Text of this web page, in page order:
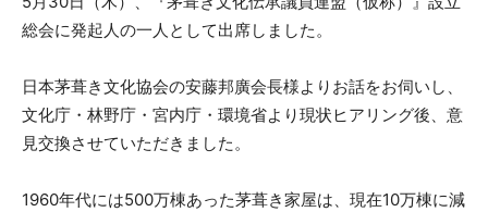
総会に発起人の一人として出席しました。
日本茅葺き文化協会の安藤邦廣会長様よりお話をお伺いし、
文化庁・林野庁・宮内庁・環境省より現状ヒアリング後、意
見交換させていただきました。
1960年代には500万棟あった茅葺き家屋は、現在10万棟に減